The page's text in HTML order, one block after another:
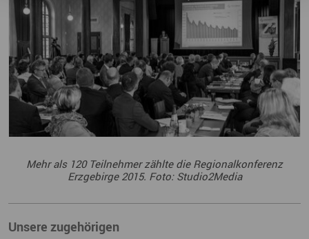
Mehr als 120 Teilnehmer zählte die Regionalkonferenz
Erzgebirge 2015. Foto: Studio2Media
Unsere zugehörigen